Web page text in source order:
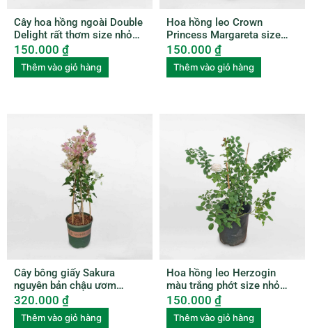
Cây hoa hồng ngoài Double
Delight rất thơm size nhỏ
ROSE007
150.000 ₫
Thêm vào giỏ hàng
Hoa hồng leo Crown
Princess Margareta size
nhỏ ROSE010
150.000 ₫
Thêm vào giỏ hàng
Cây bông giấy Sakura
nguyên bản chậu ươm
BGNB001
320.000 ₫
Thêm vào giỏ hàng
Hoa hồng leo Herzogin
màu trắng phớt size nhỏ
ROSE011
150.000 ₫
Thêm vào giỏ hàng